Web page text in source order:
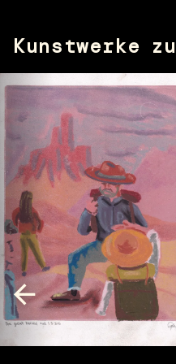
Kunstwerke